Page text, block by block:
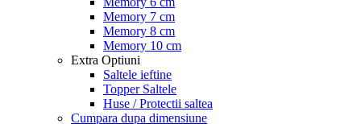
Memory 7 cm
Memory 8 cm
Memory 10 cm
Extra Optiuni
Saltele ieftine
Topper Saltele
Huse / Protectii saltea
Cumpara dupa dimensiune